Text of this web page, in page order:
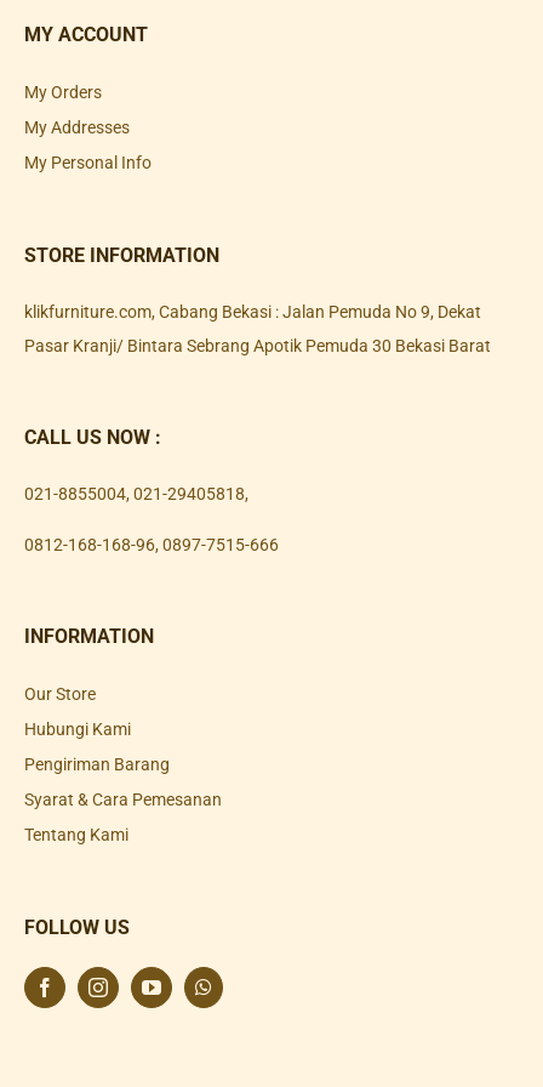
MY ACCOUNT
My Orders
My Addresses
My Personal Info
STORE INFORMATION
klikfurniture.com, Cabang Bekasi : Jalan Pemuda No 9, Dekat
Pasar Kranji/ Bintara Sebrang Apotik Pemuda 30 Bekasi Barat
CALL US NOW :
021-8855004, 021-29405818,
0812-168-168-96, 0897-7515-666
INFORMATION
Our Store
Hubungi Kami
Pengiriman Barang
Syarat & Cara Pemesanan
Tentang Kami
FOLLOW US